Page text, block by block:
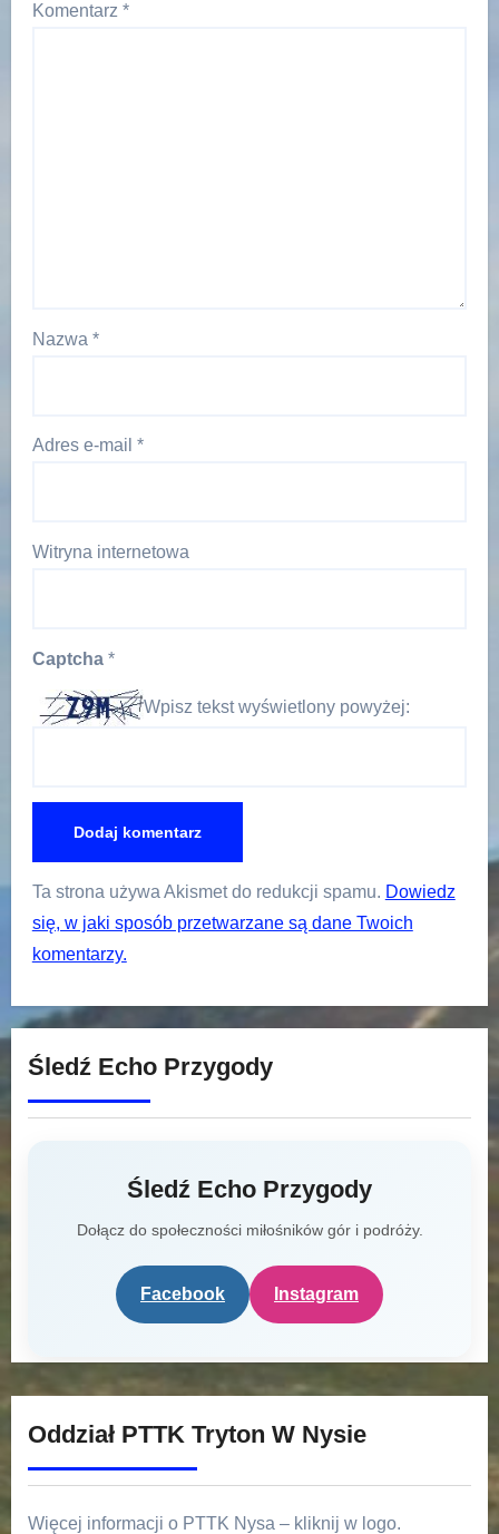
Komentarz *
Nazwa *
Adres e-mail *
Witryna internetowa
Captcha *
Wpisz tekst wyświetlony powyżej:
Ta strona używa Akismet do redukcji spamu. Dowiedz
się, w jaki sposób przetwarzane są dane Twoich
komentarzy.
Śledź Echo Przygody
Śledź Echo Przygody
Dołącz do społeczności miłośników gór i podróży.
Facebook Instagram
Oddział PTTK Tryton W Nysie
Więcej informacji o PTTK Nysa – kliknij w logo.